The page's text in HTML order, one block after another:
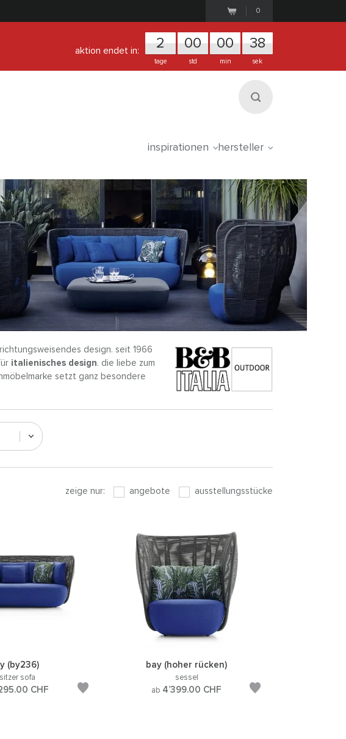
0
aktion endet in: 2
tage
00
std
00
min
37
sek
inspirationen hersteller
design. seit 1966
italienisches design. die liebe zum
setzt ganz besondere
zeige nur: angebote ausstellungsstücke
(by236)
sofa
CHF
bay (hoher rücken)
sessel
ab 4’399.00 CHF